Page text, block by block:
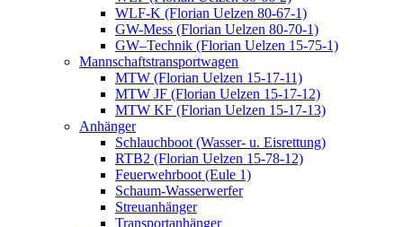
WLF-K (Florian Uelzen 80-67-1)
GW-Mess (Florian Uelzen 80-70-1)
GW–Technik (Florian Uelzen 15-75-1)
Mannschaftstransportwagen
MTW (Florian Uelzen 15-17-11)
MTW JF (Florian Uelzen 15-17-12)
MTW KF (Florian Uelzen 15-17-13)
Anhänger
Schlauchboot (Wasser- u. Eisrettung)
RTB2 (Florian Uelzen 15-78-12)
Feuerwehrboot (Eule 1)
Schaum-Wasserwerfer
Streuanhänger
Transportanhänger